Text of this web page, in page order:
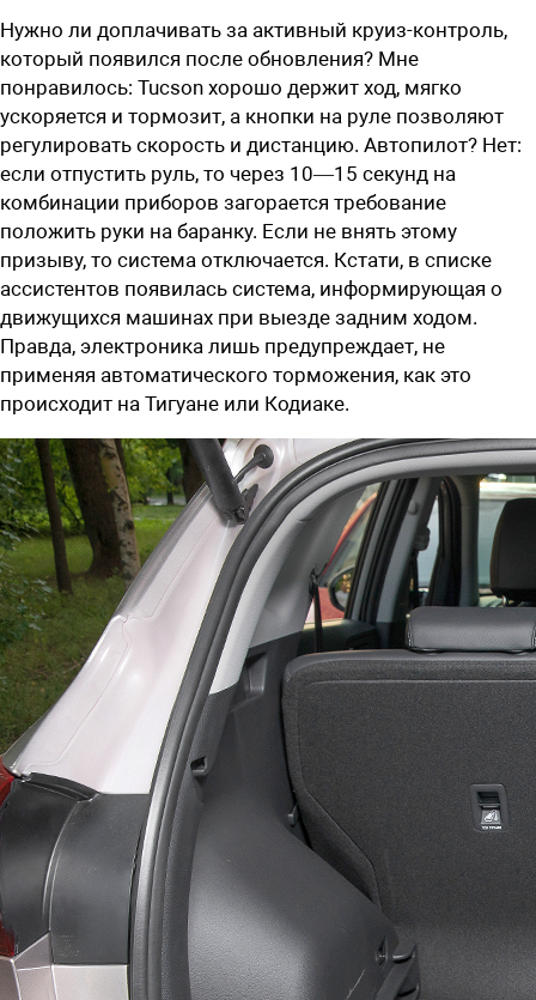
Нужно ли доплачивать за активный круиз-контроль,
который появился после обновления? Мне
понравилось: Tucson хорошо держит ход, мягко
ускоряется и тормозит, а кнопки на руле позволяют
регулировать скорость и дистанцию. Автопилот? Нет:
если отпустить руль, то через 10—15 секунд на
комбинации приборов загорается требование
положить руки на баранку. Если не внять этому
призыву, то система отключается. Кстати, в списке
ассистентов появилась система, информирующая о
движущихся машинах при выезде задним ходом.
Правда, электроника лишь предупреждает, не
применяя автоматического торможения, как это
происходит на Тигуане или Кодиаке.